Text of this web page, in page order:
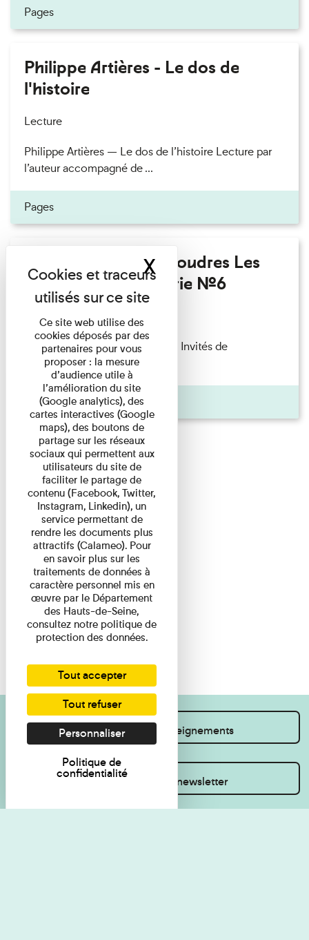
Pages
Philippe Artières - Le dos de
l'histoire
Lecture
Philippe Artières — Le dos de l’histoire Lecture par
l’auteur accompagné de ...
Pages
Fanny Taillandier - Foudres Les
Invités de l’Imprimerie n°6
Lecture
Fanny Taillandier – Foudres Les Invités de
l’Imprimerie n°6 Lecture ...
Pages
Je souhaite des renseignements
Inscrivez-vous à la newsletter
Ce site web utilise des
cookies déposés par des
partenaires pour vous
proposer : la mesure
d’audience utile à
l’amélioration du site
(Google analytics), des
cartes interactives (Google
maps), des boutons de
partage sur les réseaux
sociaux qui permettent aux
utilisateurs du site de
faciliter le partage de
contenu (Facebook, Twitter,
Instagram, Linkedin), un
service permettant de
rendre les documents plus
attractifs (Calameo). Pour
en savoir plus sur les
traitements de données à
caractère personnel mis en
œuvre par le Département
des Hauts-de-Seine,
consultez notre politique de
protection des données.
Tout accepter
Tout refuser
Personnaliser
Politique de
confidentialité
XMasquer le